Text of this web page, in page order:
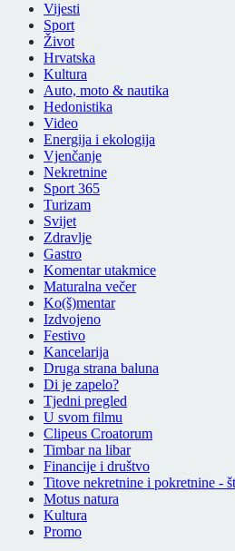
Vijesti
Sport
Život
Hrvatska
Kultura
Auto, moto & nautika
Hedonistika
Video
Energija i ekologija
Vjenčanje
Nekretnine
Sport 365
Turizam
Svijet
Zdravlje
Gastro
Komentar utakmice
Maturalna večer
Ko(š)mentar
Izdvojeno
Festivo
Kancelarija
Druga strana baluna
Di je zapelo?
Tjedni pregled
U svom filmu
Clipeus Croatorum
Timbar na libar
Financije i društvo
Titove nekretnine i pokretnine -
Motus natura
Kultura
Promo